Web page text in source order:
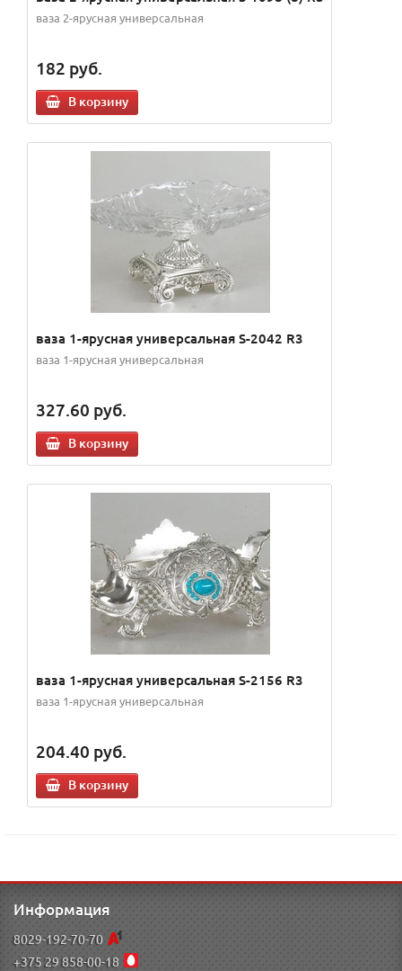
ваза 2-ярусная универсальная
182 руб.
В корзину
ваза 1-ярусная универсальная S-2042 R3
ваза 1-ярусная универсальная
327.60 руб.
В корзину
ваза 1-ярусная универсальная S-2156 R3
ваза 1-ярусная универсальная
204.40 руб.
В корзину
Информация
8029-192-70-70
+375 29 858-00-18